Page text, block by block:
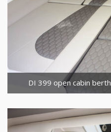
DI 399 open cabin berth